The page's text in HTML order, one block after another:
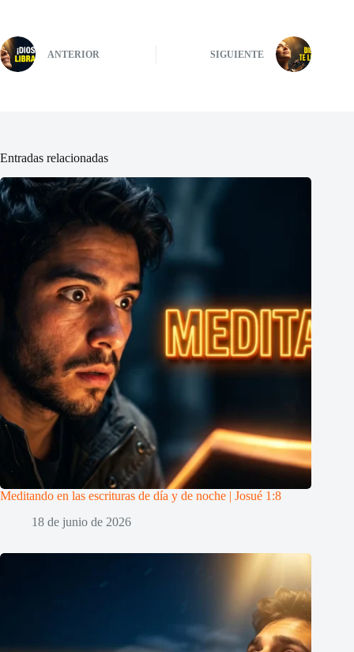
ANTERIOR SIGUIENTE
Entradas relacionadas
Meditando en las escrituras de día y de noche | Josué 1:8
18 de junio de 2026